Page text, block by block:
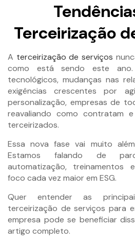
Terceirização
A terceirização de serviços
como está sendo este
tecnológicos, mudanças nas
exigências crescentes por
personalização, empresas de
reavaliando como contratam
terceirizados.
Essa nova fase vai muito
Estamos falando de
automatização, treinamentos
foco cada vez maior em ESG.
Quer entender as
terceirização de serviços para
empresa pode se beneficiar
artigo completo.